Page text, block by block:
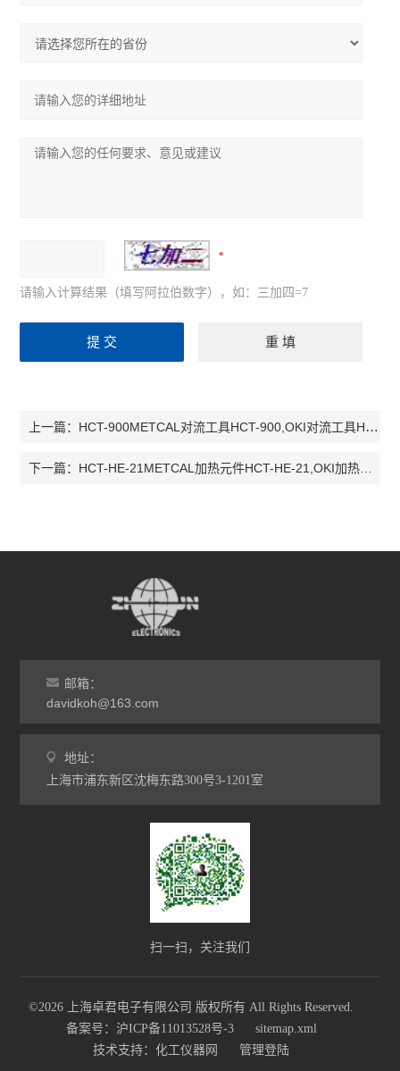
请输入计算结果（填写阿拉伯数字），如：三加四=7
上一篇： HCT-900METCAL对流工具HCT-900,OKI对流工具HCT-900， HCT-900
下一篇： HCT-HE-21METCAL加热元件HCT-HE-21,OKI加热元件HCT-HE-21，HCT-HE-21
邮箱：
davidkoh@163.com
地址：
上海市浦东新区沈梅东路300号3-1201室
扫一扫，关注我们
©2026 上海卓君电子有限公司 版权所有 All Rights Reserved.
备案号：沪ICP备11013528号-3
sitemap.xml
技术支持： 化工仪器网 管理登陆